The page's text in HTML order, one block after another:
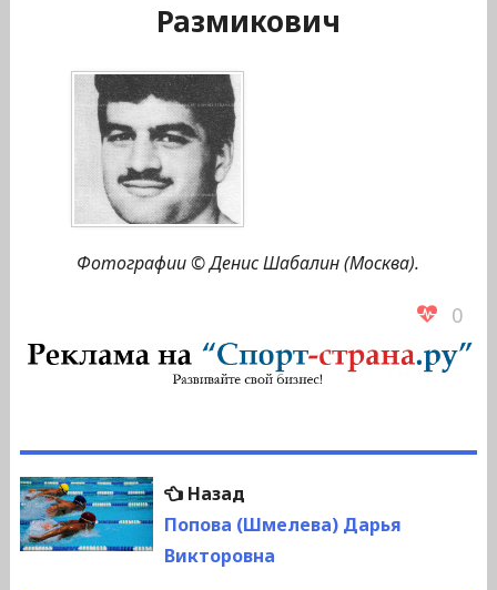
Размикович
Фотографии © Денис Шабалин (Москва).
0
Навигация
по
НазадПредыдущая
запись:
Попова (Шмелева) Дарья
Викторовна